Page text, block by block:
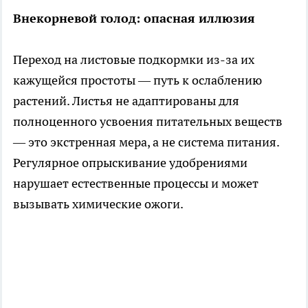
Внекорневой голод: опасная иллюзия
Переход на листовые подкормки из-за их
кажущейся простоты — путь к ослаблению
растений. Листья не адаптированы для
полноценного усвоения питательных веществ
— это экстренная мера, а не система питания.
Регулярное опрыскивание удобрениями
нарушает естественные процессы и может
вызывать химические ожоги.